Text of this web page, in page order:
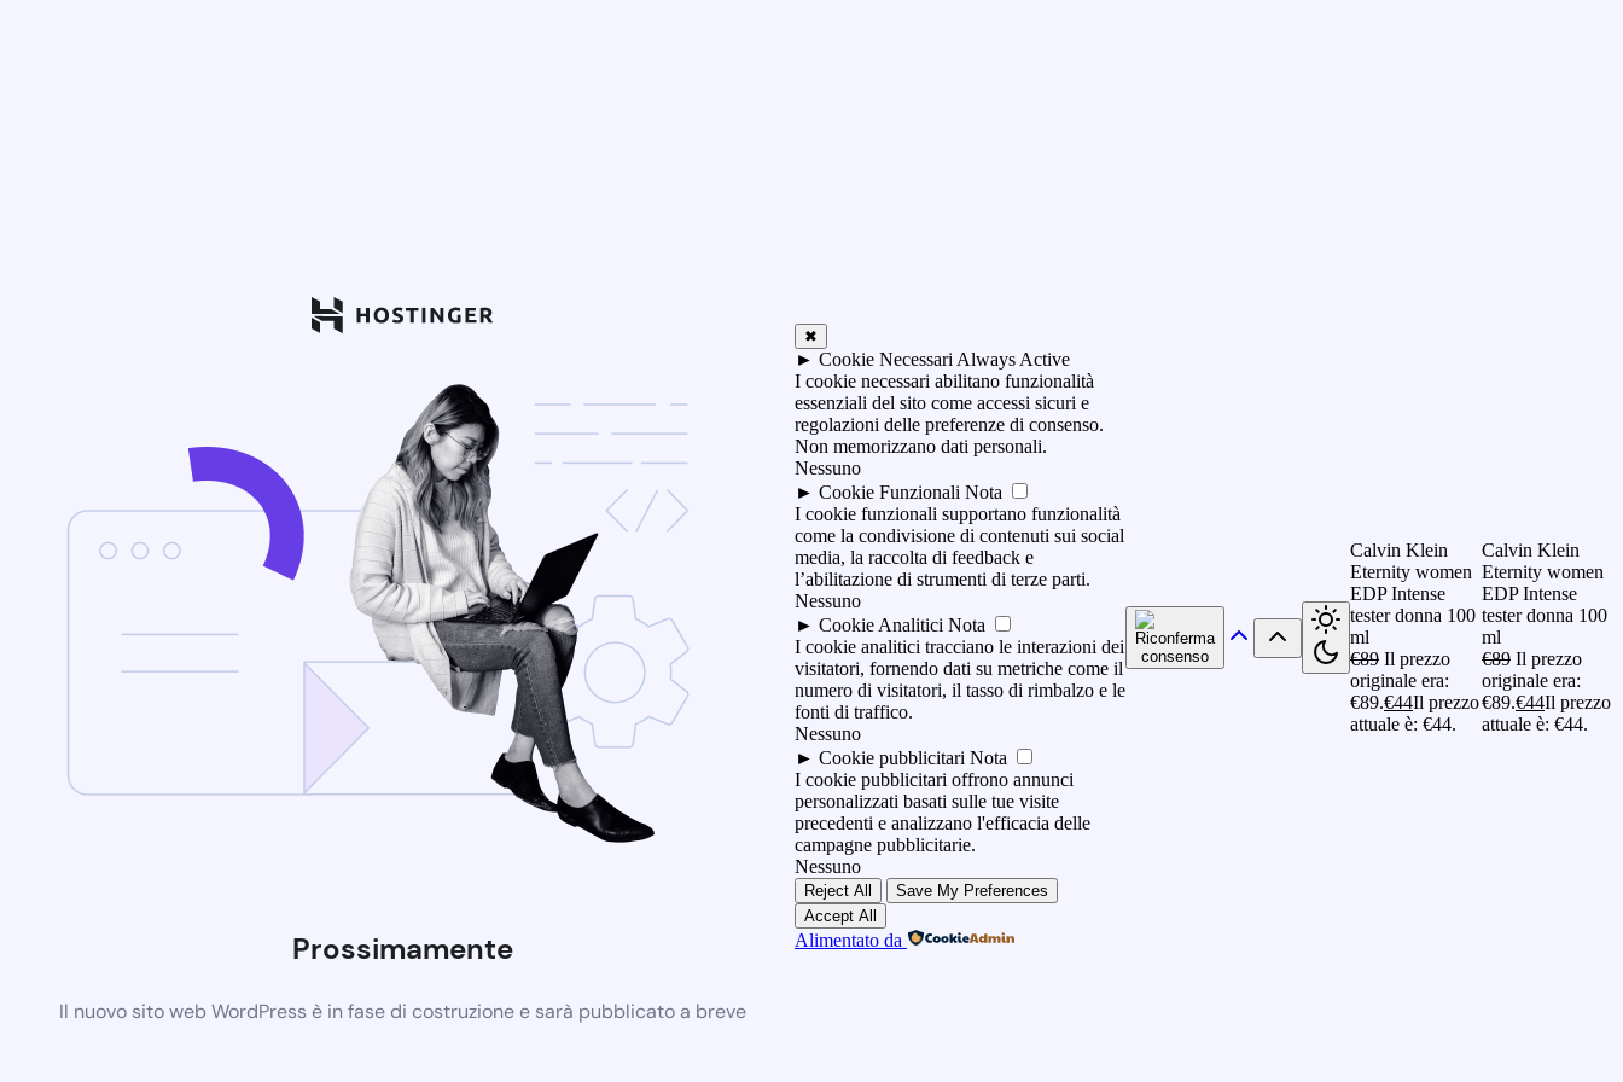
Prossimamente
Il nuovo sito web WordPress è in fase di costruzione e sarà pubblicato a breve
✖
► Cookie Necessari Always Active
I cookie necessari abilitano funzionalità
essenziali del sito come accessi sicuri e
regolazioni delle preferenze di consenso.
Non memorizzano dati personali.
Nessuno
► Cookie Funzionali Nota
I cookie funzionali supportano funzionalità
come la condivisione di contenuti sui social
media, la raccolta di feedback e
l’abilitazione di strumenti di terze parti.
Nessuno
► Cookie Analitici Nota
I cookie analitici tracciano le interazioni dei
visitatori, fornendo dati su metriche come il
numero di visitatori, il tasso di rimbalzo e le
fonti di traffico.
Nessuno
► Cookie pubblicitari Nota
I cookie pubblicitari offrono annunci
personalizzati basati sulle tue visite
precedenti e analizzano l'efficacia delle
campagne pubblicitarie.
Nessuno
Reject All
Save My Preferences
Accept All
Alimentato da
Calvin Klein
Eternity women
EDP Intense
tester donna 100
ml
€89 Il prezzo
originale era:
€89.€44Il prezzo
attuale è: €44.
Calvin Klein
Eternity women
EDP Intense
tester donna 100
ml
€89 Il prezzo
originale era:
€89.€44Il prezzo
attuale è: €44.